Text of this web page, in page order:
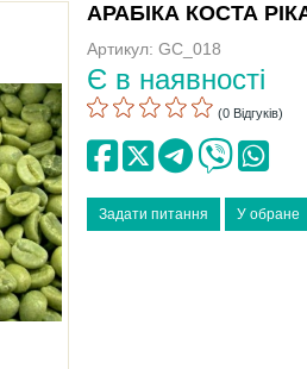
АРАБІКА КОСТА
Артикул: GC_018
Є в наявності
(0 Відгуків)